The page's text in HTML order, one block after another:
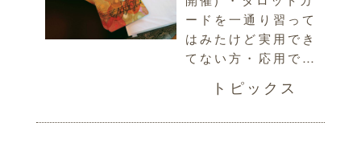
ードを一通り習って
はみたけど実用でき
てない方・応用で…
トピックス